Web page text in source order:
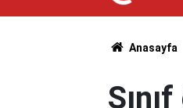
Anasayfa